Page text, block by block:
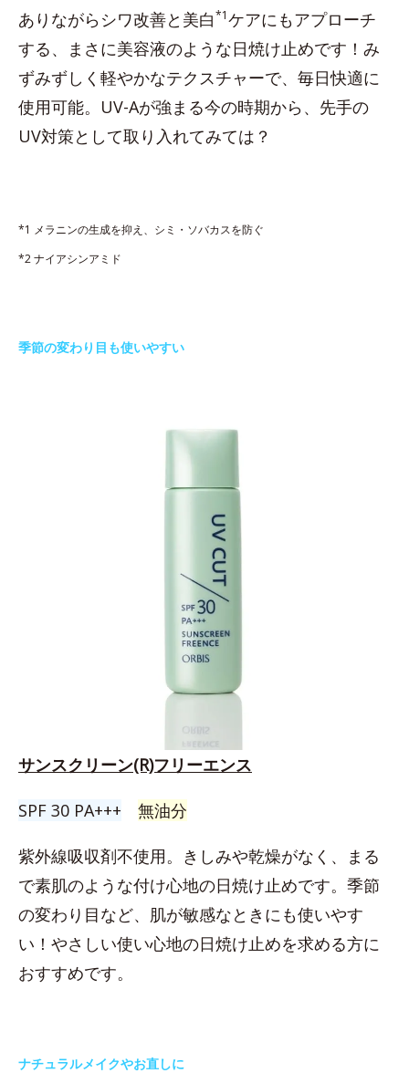
ありながらシワ改善と美白*1ケアにもアプローチ
する、まさに美容液のような日焼け止めです！み
ずみずしく軽やかなテクスチャーで、毎日快適に
使用可能。UV-Aが強まる今の時期から、先手の
UV対策として取り入れてみては？
*1 メラニンの生成を抑え、シミ・ソバカスを防ぐ
*2 ナイアシンアミド
季節の変わり目も使いやすい
サンスクリーン(R)フリーエンス
SPF 30 PA+++ 無油分
紫外線吸収剤不使用。きしみや乾燥がなく、まる
で素肌のような付け心地の日焼け止めです。季節
の変わり目など、肌が敏感なときにも使いやす
い！やさしい使い心地の日焼け止めを求める方に
おすすめです。
ナチュラルメイクやお直しに